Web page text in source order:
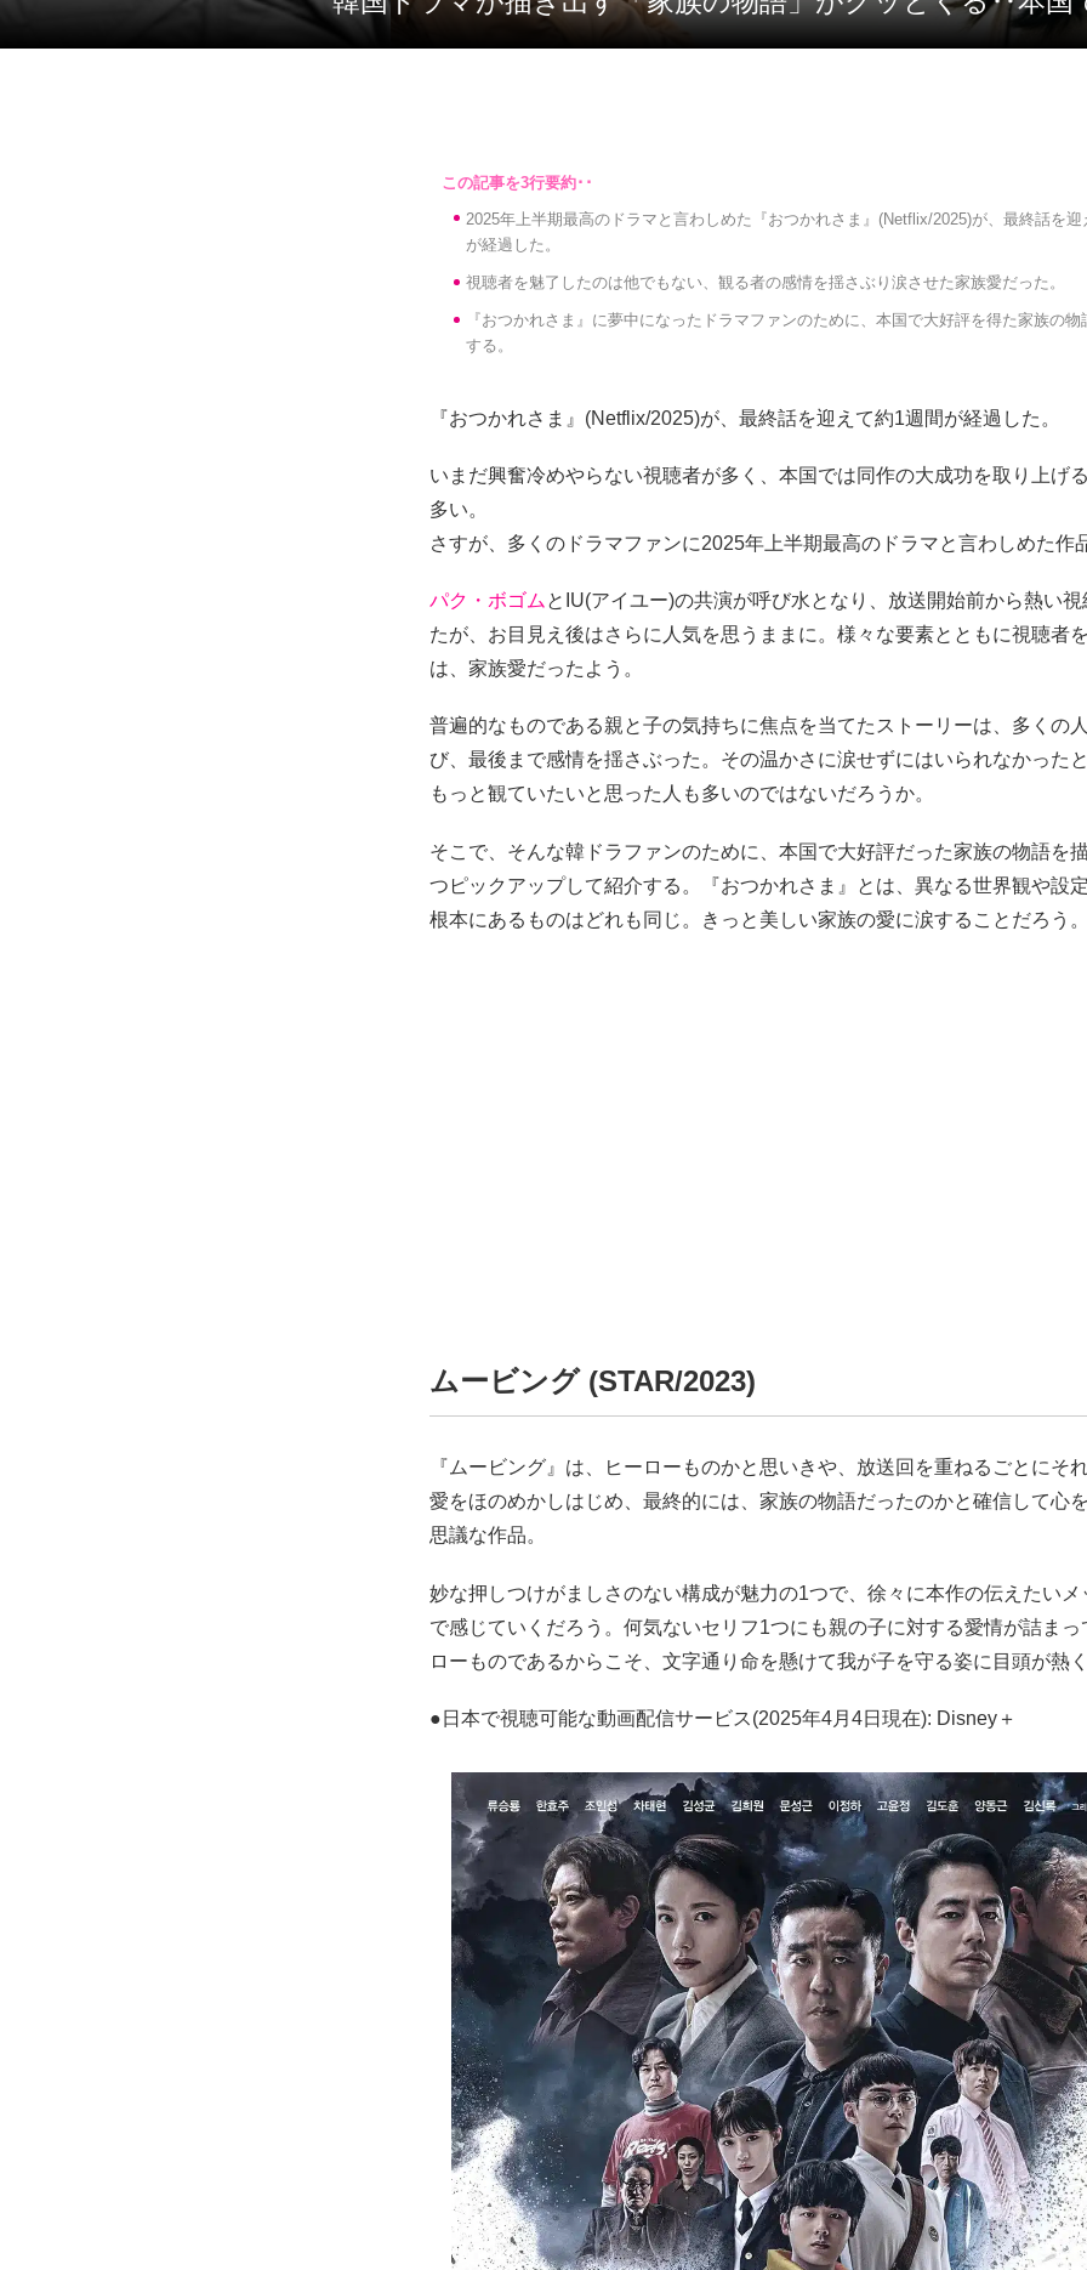
2025年上半期最高のドラマと言わしめた『おつかれさま』(Netflix/2025)が、最終話を
が経過した。
視聴者を魅了したのは他でもない、観る者の感情を揺さぶり涙させた家族愛だった。
『おつかれさま』に夢中になったドラマファンのために、本国で大好評を得た家族の物
する。
『おつかれさま』(Netflix/2025)が、最終話を迎えて約1週間が経過した。
いまだ興奮冷めやらない視聴者が多く、本国では同作の大成功を取り上げ
多い。
さすが、多くのドラマファンに2025年上半期最高のドラマと言わしめた作
パク・ボゴム とIU(アイユー)の共演が呼び水となり、放送開始前から熱い
たが、お目見え後はさらに人気を思うままに。様々な要素とともに視聴者
は、家族愛だったよう。
普遍的なものである親と子の気持ちに焦点を当てたストーリーは、多くの
び、最後まで感情を揺さぶった。その温かさに涙せずにはいられなかった
もっと観ていたいと思った人も多いのではないだろうか。
そこで、そんな韓ドラファンのために、本国で大好評だった家族の物語を
つピックアップして紹介する。『おつかれさま』とは、異なる世界観や設
根本にあるものはどれも同じ。きっと美しい家族の愛に涙することだろう
ムービング (STAR/2023)
『ムービング』は、ヒーローものかと思いきや、放送回を重ねるごとにそ
愛をほのめかしはじめ、最終的には、家族の物語だったのかと確信して心
思議な作品。
妙な押しつけがましさのない構成が魅力の1つで、徐々に本作の伝えたい
で感じていくだろう。何気ないセリフ1つにも親の子に対する愛情が詰ま
ローものであるからこそ、文字通り命を懸けて我が子を守る姿に目頭が熱
●日本で視聴可能な動画配信サービス(2025年4月4日現在): Disney＋